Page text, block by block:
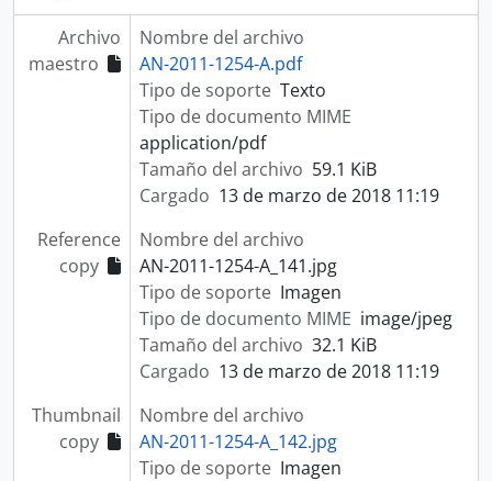
Archivo
maestro
Nombre del archivo
AN-2011-1254-A.pdf
Tipo de soporte Texto
Tipo de documento MIME
application/pdf
Tamaño del archivo 59.1 KiB
Cargado 13 de marzo de 2018 11:19
Reference
copy
Nombre del archivo
AN-2011-1254-A_141.jpg
Tipo de soporte Imagen
Tipo de documento MIME image/jpeg
Tamaño del archivo 32.1 KiB
Cargado 13 de marzo de 2018 11:19
Thumbnail
copy
Nombre del archivo
AN-2011-1254-A_142.jpg
Tipo de soporte Imagen